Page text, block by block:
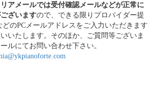
アメールでは受付確認メールなどが正常に
ざいますので、できる限りプロバイダー提
のPCメールアドレスをご入力いただきます
いたします。そのほか、ご質問等ございま
ルにてお問い合わせ下さい。